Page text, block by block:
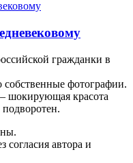
гражданки в
собственные фотографии.
шокирующая красота
согласия автора и